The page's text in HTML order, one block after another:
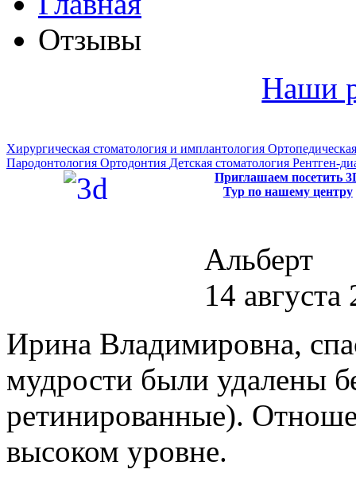
Отзывы
Наши
Хирургическая стоматология и имплантология
Пародонтология Ортодонтия Детская стоматология Рентген-
Приглашаем посетить
Тур по нашему центру
Альберт
14 августа
Ирина Владимировна,
мудрости были удалены
ретинированные).
высоком уровне.